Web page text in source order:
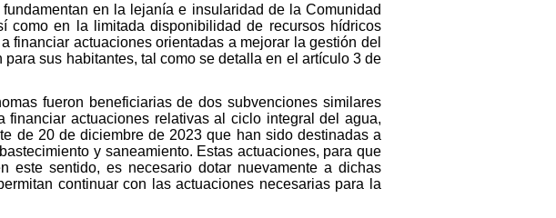
en la lejanía e insularidad de la Comunidad
como en la limitada disponibilidad de recursos hídricos
actuaciones orientadas a mejorar la gestión del
sus habitantes, tal como se detalla en el artículo 3 de
fueron beneficiarias de dos subvenciones similares
financiar actuaciones relativas al ciclo integral del agua,
de 20 de diciembre de 2023 que han sido destinadas a
y saneamiento. Estas actuaciones, para que
este sentido, es necesario dotar nuevamente a dichas
continuar con las actuaciones necesarias para la